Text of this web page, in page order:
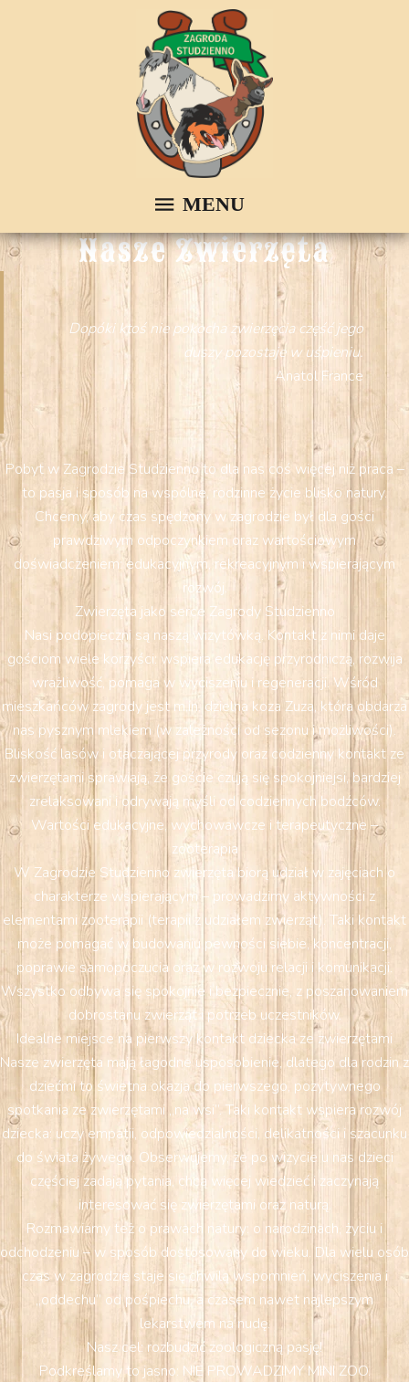
Nasze Zwierzęta
Dopóki ktoś nie pokocha zwierzęcia część jego
duszy pozostaje w uśpieniu.
Anatol France
Pobyt w Zagrodzie Studzienno to dla nas coś więcej niż praca –
to pasja i sposób na wspólne, rodzinne życie blisko natury.
Chcemy, aby czas spędzony w zagrodzie był dla gości
prawdziwym odpoczynkiem oraz wartościowym
doświadczeniem: edukacyjnym, rekreacyjnym i wspierającym
rozwój.
Zwierzęta jako serce Zagrody Studzienno
Nasi podopieczni są naszą wizytówką. Kontakt z nimi daje
gościom wiele korzyści: wspiera edukację przyrodniczą, rozwija
wrażliwość, pomaga w wyciszeniu i regeneracji. Wśród
mieszkańców zagrody jest m.in. dzielna koza Zuza, która obdarza
nas pysznym mlekiem (w zależności od sezonu i możliwości).
Bliskość lasów i otaczającej przyrody oraz codzienny kontakt ze
zwierzętami sprawiają, że goście czują się spokojniejsi, bardziej
zrelaksowani i odrywają myśli od codziennych bodźców.
Wartości edukacyjne, wychowawcze i terapeutyczne –
zooterapia
W Zagrodzie Studzienno zwierzęta biorą udział w zajęciach o
charakterze wspierającym – prowadzimy aktywności z
elementami zooterapii (terapii z udziałem zwierząt). Taki kontakt
może pomagać w budowaniu pewności siebie, koncentracji,
poprawie samopoczucia oraz w rozwoju relacji i komunikacji.
Wszystko odbywa się spokojnie i bezpiecznie, z poszanowaniem
dobrostanu zwierząt i potrzeb uczestników.
Idealne miejsce na pierwszy kontakt dziecka ze zwierzętami
Nasze zwierzęta mają łagodne usposobienie, dlatego dla rodzin z
dziećmi to świetna okazja do pierwszego, pozytywnego
spotkania ze zwierzętami „na wsi”. Taki kontakt wspiera rozwój
dziecka: uczy empatii, odpowiedzialności, delikatności i szacunku
do świata żywego. Obserwujemy, że po wizycie u nas dzieci
częściej zadają pytania, chcą więcej wiedzieć i zaczynają
interesować się zwierzętami oraz naturą.
Rozmawiamy też o prawach natury: o narodzinach, życiu i
odchodzeniu – w sposób dostosowany do wieku. Dla wielu osób
czas w zagrodzie staje się chwilą wspomnień, wyciszenia i
„oddechu” od pośpiechu, a czasem nawet najlepszym
lekarstwem na nudę.
Nasz cel: rozbudzić zoologiczną pasję!
Podkreślamy to jasno: NIE PROWADZIMY MINI ZOO.